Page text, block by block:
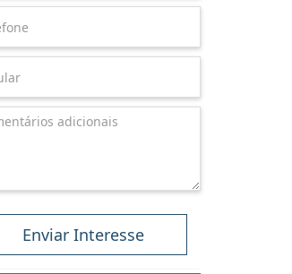
Enviar Interesse